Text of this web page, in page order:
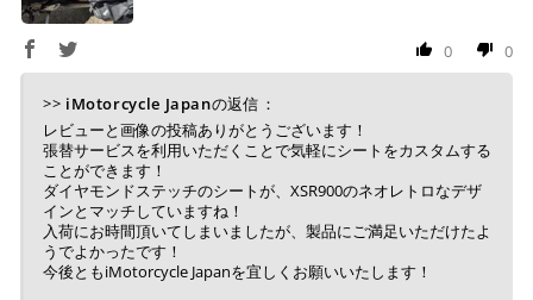
0 0
>> iMotorcycle Japanの返信：
レビューと画像の投稿ありがとうございます！
張替サービスを利用いただくことで気軽にシートをカスタムする
ことができます！
ダイヤモンドステッチのシートが、XSR900のネオレトロなデザ
インとマッチしていますね！
入荷にお時間頂いてしまいましたが、製品にご満足いただけたよ
うでよかったです！
今後ともiMotorcycle Japanを宜しくお願いいたします！